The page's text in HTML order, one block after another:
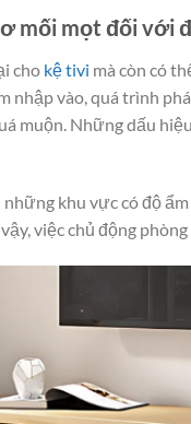
mối mọt đối với
cho kệ tivi mà còn có
nhập vào, quá trình
muộn. Những dấu
khu vực có độ
việc chủ động